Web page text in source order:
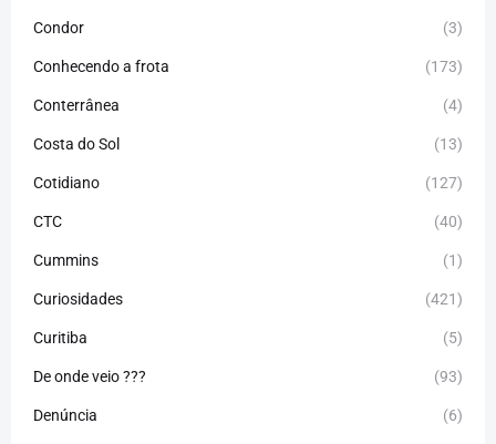
Condor (3)
Conhecendo a frota (173)
Conterrânea (4)
Costa do Sol (13)
Cotidiano (127)
CTC (40)
Cummins (1)
Curiosidades (421)
Curitiba (5)
De onde veio ??? (93)
Denúncia (6)